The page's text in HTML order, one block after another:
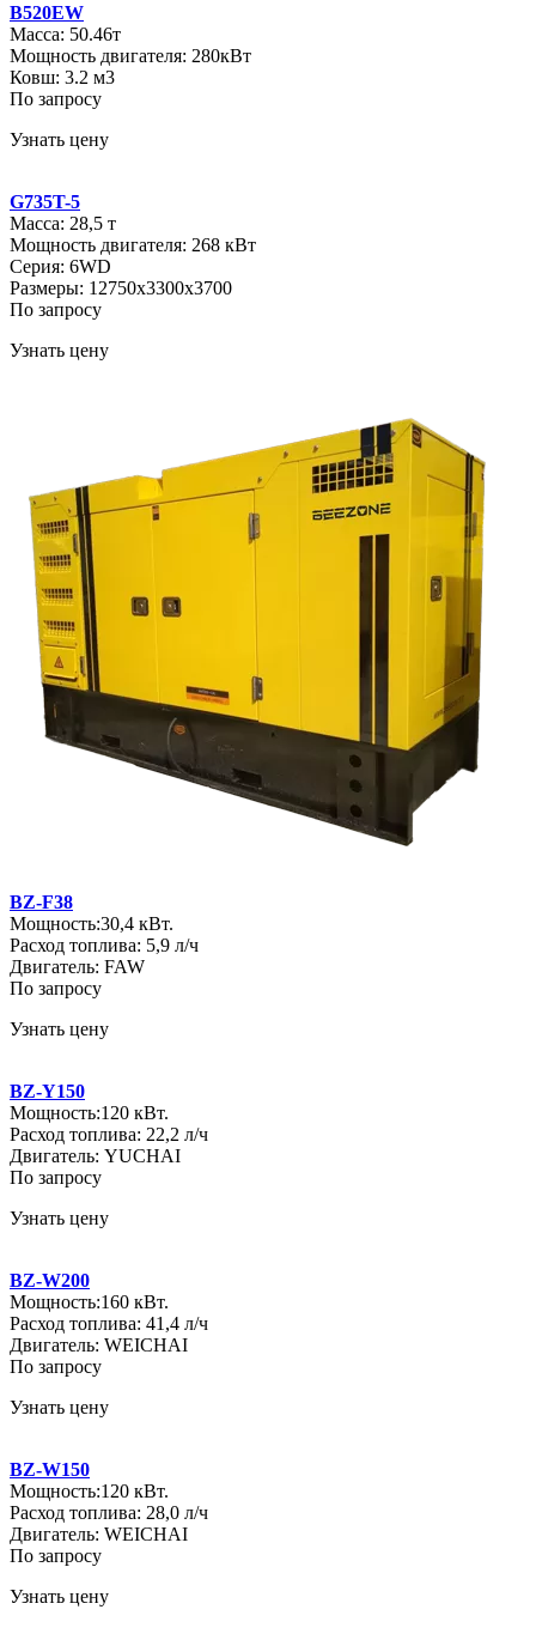
B520EW
Масса: 50.46т
Мощность двигателя: 280кВт
Ковш: 3.2 м3
По запросу
Узнать цену
G735T-5
Масса: 28,5 т
Мощность двигателя: 268 кВт
Серия: 6WD
Размеры: 12750x3300x3700
По запросу
Узнать цену
BZ-F38
Мощность:30,4 кВт.
Расход топлива: 5,9 л/ч
Двигатель: FAW
По запросу
Узнать цену
BZ-Y150
Мощность:120 кВт.
Расход топлива: 22,2 л/ч
Двигатель: YUCHAI
По запросу
Узнать цену
BZ-W200
Мощность:160 кВт.
Расход топлива: 41,4 л/ч
Двигатель: WEICHAI
По запросу
Узнать цену
BZ-W150
Мощность:120 кВт.
Расход топлива: 28,0 л/ч
Двигатель: WEICHAI
По запросу
Узнать цену